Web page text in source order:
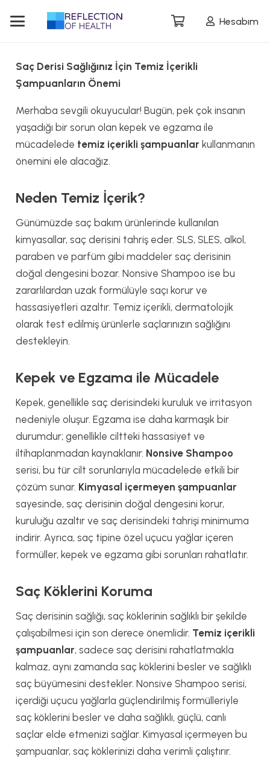
Hesabım
Saç Derisi Sağlığınız İçin Temiz İçerikli
Şampuanların Önemi
Merhaba sevgili okuyucular! Bugün, pek çok insanın
yaşadığı bir sorun olan kepek ve egzama ile
mücadelede temiz içerikli şampuanlarkullanmanın
önemini ele alacağız.
Neden Temiz İçerik?
Günümüzde saç bakım ürünlerinde kullanılan
kimyasallar, saç derisini tahriş eder. SLS, SLES, alkol,
paraben ve parfüm gibi maddeler saç derisinin
doğal dengesini bozar. Nonsive Shampoo ise bu
zararlılardan uzak formülüyle saçı korur ve
hassasiyetleri azaltır. Temiz içerikli, dermatolojik
olarak test edilmiş ürünlerle saçlarınızın sağlığını
destekleyin.
Kepek ve Egzama ile Mücadele
Kepek, genellikle saç derisindeki kuruluk ve irritasyon
nedeniyle oluşur. Egzama ise daha karmaşık bir
durumdur; genellikle ciltteki hassasiyet ve
iltihaplanmadan kaynaklanır. Nonsive Shampoo
serisi, bu tür cilt sorunlarıyla mücadelede etkili bir
çözüm sunar. Kimyasal içermeyen şampuanlar
sayesinde, saç derisinin doğal dengesini korur,
kuruluğu azaltır ve saç derisindeki tahrişi minimuma
indirir. Ayrıca, saç tipine özel uçucu yağlar içeren
formüller, kepek ve egzama gibi sorunları rahatlatır.
Saç Köklerini Koruma
Saç derisinin sağlığı, saç köklerinin sağlıklı bir şekilde
çalışabilmesi için son derece önemlidir. Temiz içerikli
şampuanlar, sadece saç derisini rahatlatmakla
kalmaz, aynı zamanda saç köklerini besler ve sağlıklı
saç büyümesini destekler. Nonsive Shampoo serisi,
içerdiği uçucu yağlarla güçlendirilmiş formülleriyle
saç köklerini besler ve daha sağlıklı, güçlü, canlı
saçlar elde etmenizi sağlar. Kimyasal içermeyen bu
şampuanlar, saç köklerinizi daha verimli çalıştırır.